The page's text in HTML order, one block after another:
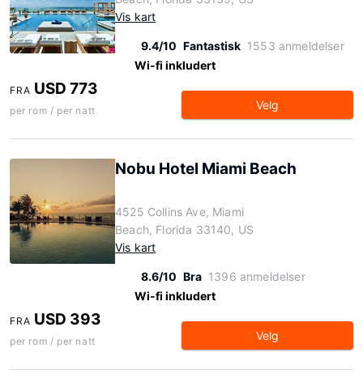
Vis kart
9.4/10 Fantastisk 1553 anmeldelser
Wi-fi inkludert
FRA USD 773
per rom / per natt Velg
Nobu Hotel Miami Beach
4525 Collins Ave, Miami
Beach, Florida 33140, US
Vis kart
8.6/10 Bra 1396 anmeldelser
Wi-fi inkludert
FRA USD 393
per rom / per natt Velg